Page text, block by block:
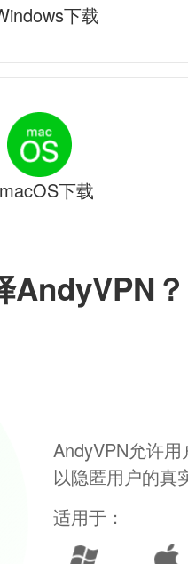
AndyVPN？
AndyVPN允许
以隐匿用户的真
适用于：
下载
macOS下载